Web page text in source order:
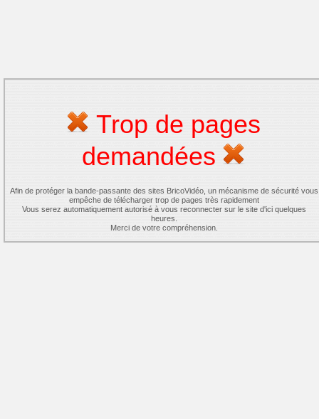
Trop de pages
demandées
Afin de protéger la bande-passante des sites BricoVidéo, un mécanisme de sécurité vous
empêche de télécharger trop de pages très rapidement
Vous serez automatiquement autorisé à vous reconnecter sur le site d'ici quelques
heures.
Merci de votre compréhension.